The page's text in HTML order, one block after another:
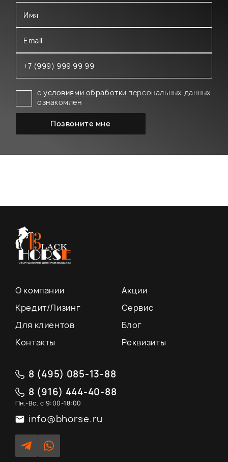
сусловиями обработки персональных данных
ознакомлен
О компании
Акции
Кредит/Лизинг
Сервис
Для клиентов
Блог
Контакты
Реквизиты
8 (495) 085-13-88
8 (916) 444-40-88
Пн.-Вс. с 9:00-18:00
info@bhorse.ru